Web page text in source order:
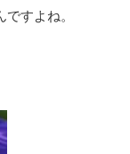
すよね。